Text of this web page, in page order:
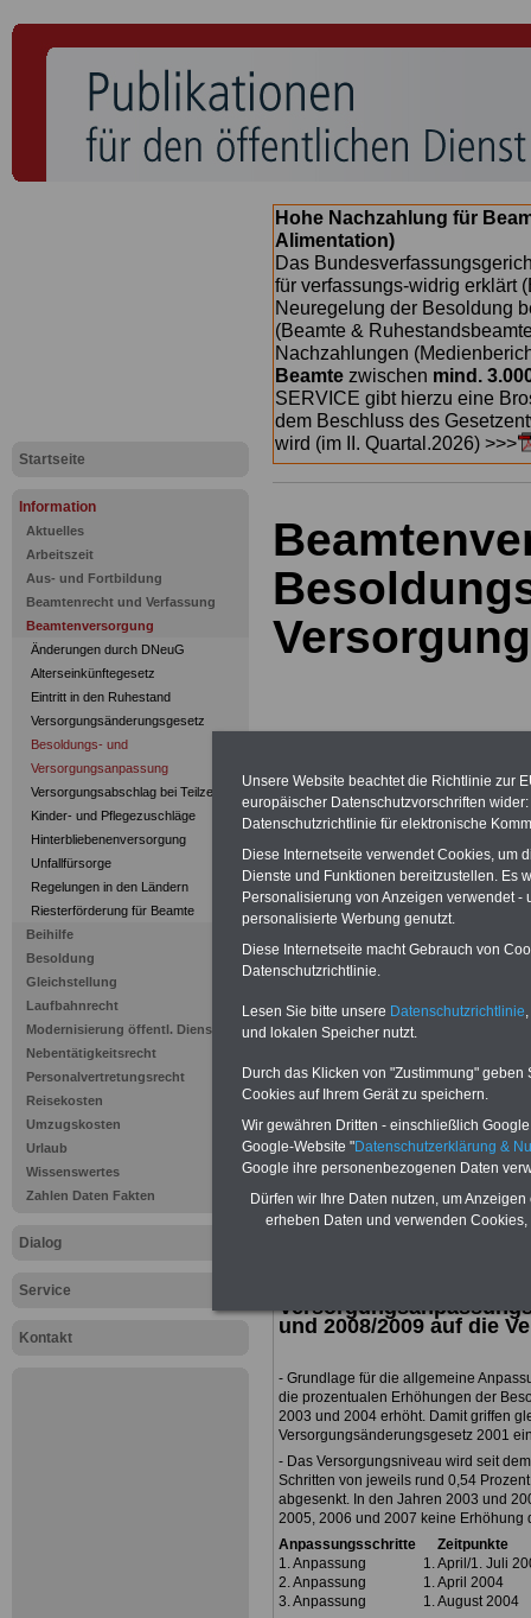
Startseite
Information
Aktuelles
Arbeitszeit
Aus- und Fortbildung
Beamtenrecht und Verfassung
Beamtenversorgung
Änderungen durch DNeuG
Alterseinkünftegesetz
Eintritt in den Ruhestand
Versorgungsänderungsgesetz
Besoldungs- und
Versorgungsanpassung
Versorgungsabschlag bei Teilzeit
Kinder- und Pflegezuschläge
Hinterbliebenenversorgung
Unfallfürsorge
Regelungen in den Ländern
Riesterförderung für Beamte
Beihilfe
Besoldung
Gleichstellung
Laufbahnrecht
Modernisierung öffentl. Dienst
Nebentätigkeitsrecht
Personalvertretungsrecht
Reisekosten
Umzugskosten
Urlaub
Wissenswertes
Zahlen Daten Fakten
Dialog
Service
Kontakt
Hohe Nachzahlung für
Alimentation)
Das
für verfassungs-widrig erklärt
Neuregelung der Besoldung
(Beamte &
Nachzahlungen
Beamte zwischen mind.
SERVICE gibt hierzu eine
dem Beschluss des
wird (im II. Quartal.2026) >>>
Zum Komplettpreis von nur15,00
Euro
bei einer Laufzeit von 12
wichtigsten Fragen des
Öffentlichen Dienstes oder des
Beamtenbereiches auf dem
Laufenden: Im PortalPDF-
finden Sie zehn
Bücher bzw. eBooks zum
herunterladen, lesen und
ausdrucken>>>mehr Infos
>>>Zur
und 2008/2009 auf die
- Grundlage für die allgemeine
die prozentualen Erhöhungen der
2003 und 2004 erhöht. Damit griffen
Versorgungsänderungsgesetz 2001
- Das Versorgungsniveau wird seit
Schritten von jeweils rund 0,54
abgesenkt. In den Jahren 2003 und
2005, 2006 und 2007 keine Erhöhung
Anpassungsschritte
1. Anpassung 1. April/1. Juli
2. Anpassung 1. April
3. Anpassung 1. August
Unsere Website beachtet die Richtlinie zur
europäischer Datenschutzvorschriften
Datenschutzrichtlinie für elektronische
Diese Internetseite verwendet Cookies, um
Dienste und Funktionen bereitzustellen. Es
Personalisierung von Anzeigen verwendet
personalisierte Werbung genutzt.
Diese Internetseite macht Gebrauch von
Datenschutzrichtlinie.
Lesen Sie bitte unsere Datenschutzrichtlinie
und lokalen Speicher nutzt.
Durch das Klicken von "Zustimmung"
Cookies auf Ihrem Gerät zu speichern.
Wir gewähren Dritten - einschließlich
Google-Website "Datenschutzerklärung &
Google ihre personenbezogenen Daten
Dürfen wir Ihre Daten nutzen, um
erheben Daten und verwenden